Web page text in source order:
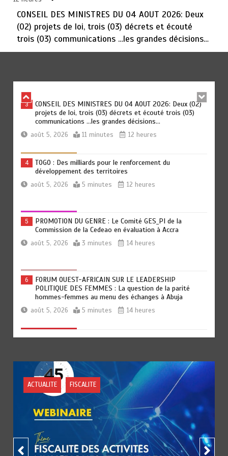
CONSEIL DES MINISTRES DU 04 AOUT 2026: Deux
(02) projets de loi, trois (03) décrets et écouté
trois (03) communications …les grandes décisions…
DAGL/OCCUPATION ANARCHIQUE DU LITTORAL : Encore
un moratoire de trois semaines
3
CONSEIL DES MINISTRES DU 04 AOUT 2026: Deux (02)
projets de loi, trois (03) décrets et écouté trois (03)
communications …les grandes décisions…
août 5, 2026 11 minutes 12 heures
4
TOGO : Des milliards pour le renforcement du
développement des territoires
août 5, 2026 5 minutes 12 heures
5
PROMOTION DU GENRE : Le Comité GES_PI de la
Commission de la Cedeao en évaluation à Accra
août 5, 2026 3 minutes 14 heures
6
FORUM OUEST-AFRICAIN SUR LE LEADERSHIP
POLITIQUE DES FEMMES : La question de la parité
hommes-femmes au menu des échanges à Abuja
août 5, 2026 5 minutes 14 heures
1
« 45 MIN AVEC L’OTR » : La fiscalité des activités
août 5, 2026 3 minutes 6 heures
DAGL/OCCUPATION ANARCHIQUE DU LITTORAL : Encore
un moratoire de trois semaines
août 5, 2026 5 minutes 9 heures
ACTUALITE FISCALITE